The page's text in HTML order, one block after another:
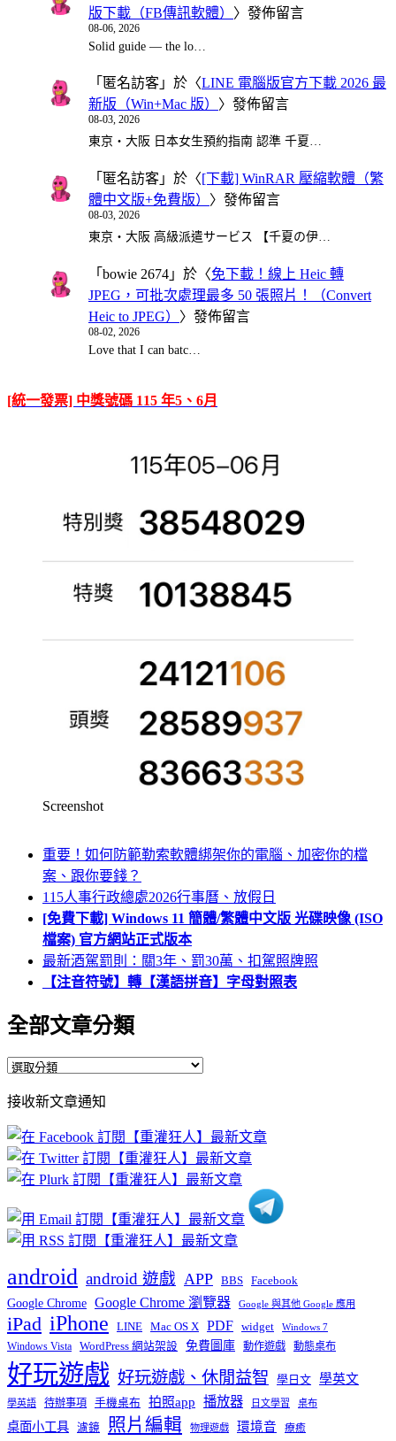
版下載（FB傳訊軟體） 〉發佈留言
08-06, 2026
Solid guide — the lo…
「 匿名訪客 」於〈LINE 電腦版官方下載 2026 最
新版（Win+Mac 版） 〉發佈留言
08-03, 2026
東京・大阪 日本女生預約指南 認準 千夏…
「 匿名訪客 」於〈[下載] WinRAR 壓縮軟體（繁
體中文版+免費版） 〉發佈留言
08-03, 2026
東京・大阪 高級派遣サービス 【千夏の伊…
「 bowie 2674 」於〈免下載！線上 Heic 轉
JPEG，可批次處理最多 50 張照片！（Convert
Heic to JPEG） 〉發佈留言
08-02, 2026
Love that I can batc…
[統一發票] 中獎號碼 115 年5、6月
Screenshot
重要！如何防範勒索軟體綁架你的電腦、加密你的檔
案、跟你要錢？
115人事行政總處2026行事曆、放假日
[免費下載] Windows 11 簡體/繁體中文版 光碟映像 (ISO
檔案) 官方網站正式版本
最新酒駕罰則：關3年、罰30萬、扣駕照牌照
【注音符號】轉【漢語拼音】字母對照表
全部文章分類
全
文
章
分
類
接收新文章通知
android android 遊戲 APP BBS Facebook
Google Chrome Google Chrome 瀏覽器 Google 與其他 Google 應用
iPad iPhone LINE Mac OS X PDF widget Windows 7
Windows Vista WordPress 網站架設 免費圖庫 動作遊戲 動態桌布
好玩遊戲 好玩遊戲、休閒益智 學日文 學英文
學英語 待辦事項 手機桌布 拍照app 播放器 日文學習 桌布
桌面小工具 濾鏡 照片編輯 物理遊戲 環境音 療癒